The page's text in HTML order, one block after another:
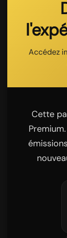
Accédez
Cette